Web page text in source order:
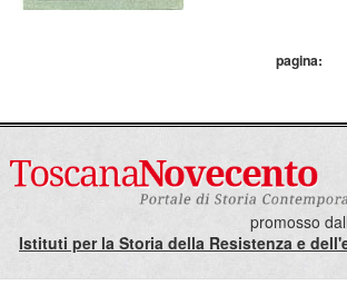
pagina:
promosso
Istituti per la Storia della Resistenza e